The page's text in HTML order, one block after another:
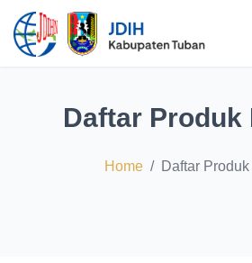
Daftar Produk
Home Daftar